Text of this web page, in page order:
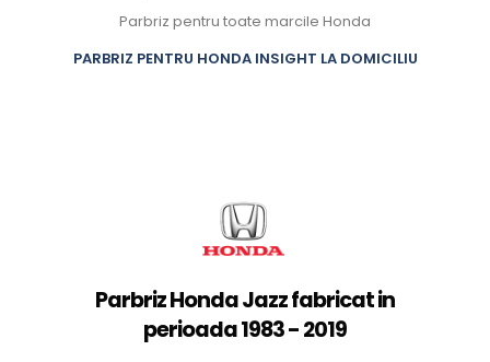
Parbriz pentru toate marcile Honda
PARBRIZ PENTRU HONDA INSIGHT LA DOMICILIU
Parbriz Honda Jazz fabricat in
perioada 1983 - 2019